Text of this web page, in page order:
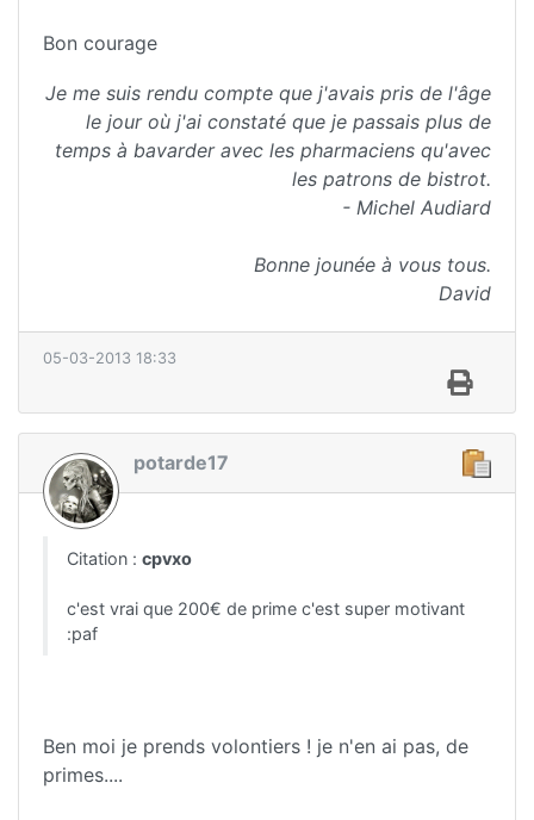
Bon courage
Je me suis rendu compte que j'avais pris de l'âge
le jour où j'ai constaté que je passais plus de
temps à bavarder avec les pharmaciens qu'avec
les patrons de bistrot.
- Michel Audiard
Bonne jounée à vous tous.
David
05-03-2013 18:33
potarde17
Citation : cpvxo
c'est vrai que 200€ de prime c'est super motivant
:paf
Ben moi je prends volontiers ! je n'en ai pas, de
primes....